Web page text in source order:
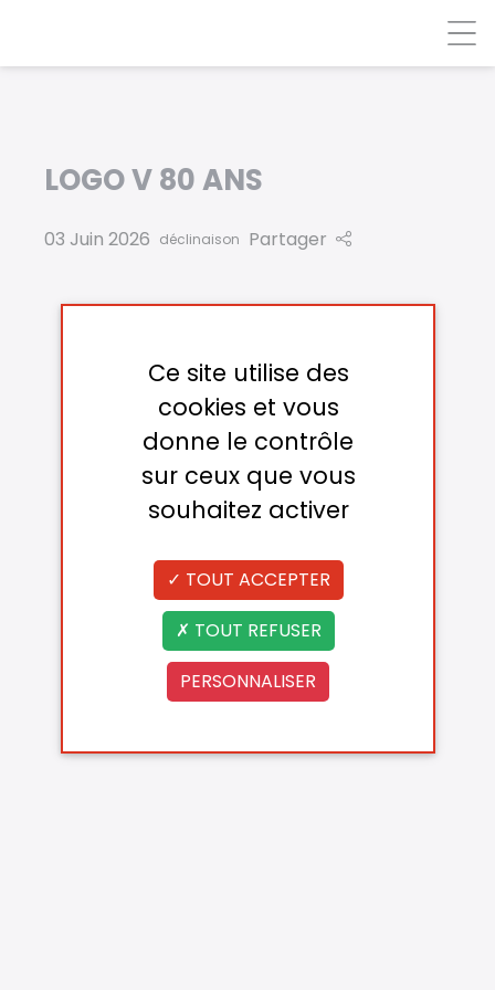
LOGO V 80 ANS
03 Juin 2026 déclinaison Partager
Ce site utilise des
cookies et vous
donne le contrôle
sur ceux que vous
souhaitez activer
TOUT ACCEPTER
TOUT REFUSER
PERSONNALISER